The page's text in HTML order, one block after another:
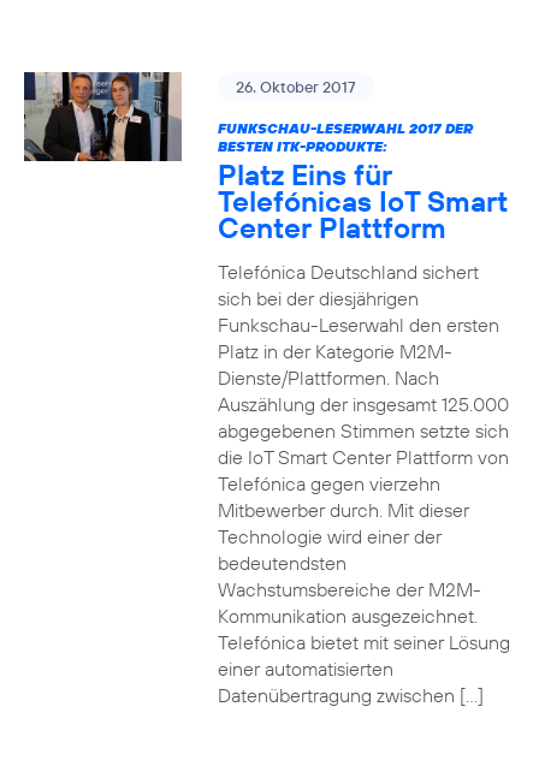
26. Oktober 2017
FUNKSCHAU-LESERWAHL 2017 DER
BESTEN ITK-PRODUKTE:
Platz Eins für
Telefónicas IoT Smart
Center Plattform
Telefónica Deutschland sichert
sich bei der diesjährigen
Funkschau-Leserwahl den ersten
Platz in der Kategorie M2M-
Dienste/Plattformen. Nach
Auszählung der insgesamt 125.000
abgegebenen Stimmen setzte sich
die IoT Smart Center Plattform von
Telefónica gegen vierzehn
Mitbewerber durch. Mit dieser
Technologie wird einer der
bedeutendsten
Wachstumsbereiche der M2M-
Kommunikation ausgezeichnet.
Telefónica bietet mit seiner Lösung
einer automatisierten
Datenübertragung zwischen […]